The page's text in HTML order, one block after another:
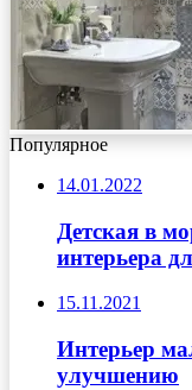
Популярное
14.01.2022
Детская в
интерьера
15.11.2021
Интерьер
улучшению